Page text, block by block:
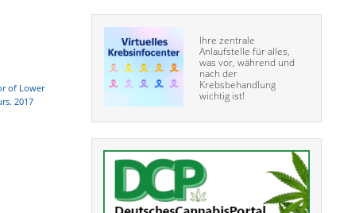
of Lower
2017
Ihre zentrale
Anlaufstelle für alles,
was vor, während und
nach der
Krebsbehandlung
wichtig ist!